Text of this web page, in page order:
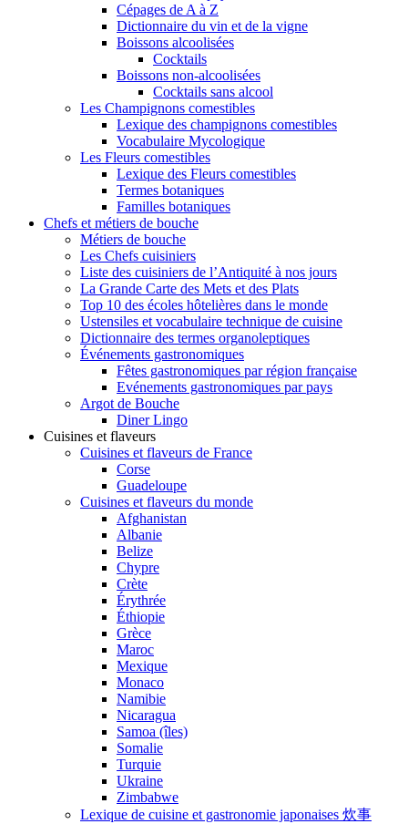
Cépages de A à Z
Dictionnaire du vin et de la vigne
Boissons alcoolisées
Cocktails
Boissons non-alcoolisées
Cocktails sans alcool
Les Champignons comestibles
Lexique des champignons comestibles
Vocabulaire Mycologique
Les Fleurs comestibles
Lexique des Fleurs comestibles
Termes botaniques
Familles botaniques
Chefs et métiers de bouche
Métiers de bouche
Les Chefs cuisiniers
Liste des cuisiniers de l’Antiquité à nos jours
La Grande Carte des Mets et des Plats
Top 10 des écoles hôtelières dans le monde
Ustensiles et vocabulaire technique de cuisine
Dictionnaire des termes organoleptiques
Événements gastronomiques
Fêtes gastronomiques par région française
Evénements gastronomiques par pays
Argot de Bouche
Diner Lingo
Cuisines et flaveurs
Cuisines et flaveurs de France
Corse
Guadeloupe
Cuisines et flaveurs du monde
Afghanistan
Albanie
Belize
Chypre
Crète
Érythrée
Éthiopie
Grèce
Maroc
Mexique
Monaco
Namibie
Nicaragua
Samoa (îles)
Somalie
Turquie
Ukraine
Zimbabwe
Lexique de cuisine et gastronomie japonaises 炊事